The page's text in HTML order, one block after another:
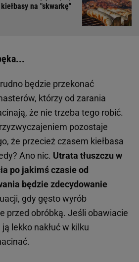
na "skwarkę"
będzie przekonać
którzy od zarania
że nie trzeba tego robić.
pozostaje
że przecież czasem kiełbasa
Ano nic. Utrata tłuszczu w
po jakimś czasie od
będzie zdecydowanie
gdy gęsto wyrób
przed obróbką. Jeśli obawiacie
lekko nakłuć w kilku